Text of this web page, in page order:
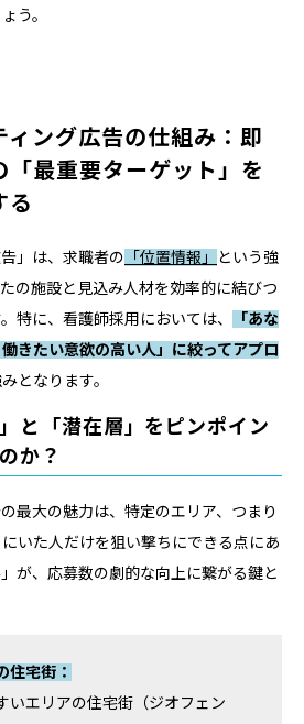
う。
ィング広告の仕組み：即
「最重要ターゲット」を
る
」は、求職者の 「位置情報」
という強
の施設と見込み人材を効率的に結びつ
特に、看護師採用においては、
「あな
きたい意欲の高い人」に絞ってアプロ
となります。
と「潜在層」をピンポイン
か？
最大の魅力は、特定のエリア、つまり
にいた人だけを狙い撃ちにできる点にあ
が、応募数の劇的な向上に繋がる鍵と
住宅街：
いエリアの住宅街（ジオフェン